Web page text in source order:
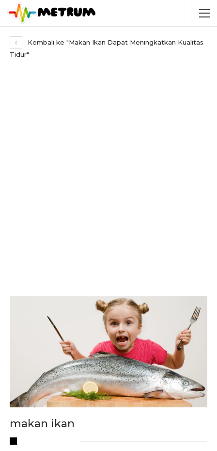
Kembali ke "Makan Ikan Dapat Meningkatkan Kualitas
Tidur"
makan ikan